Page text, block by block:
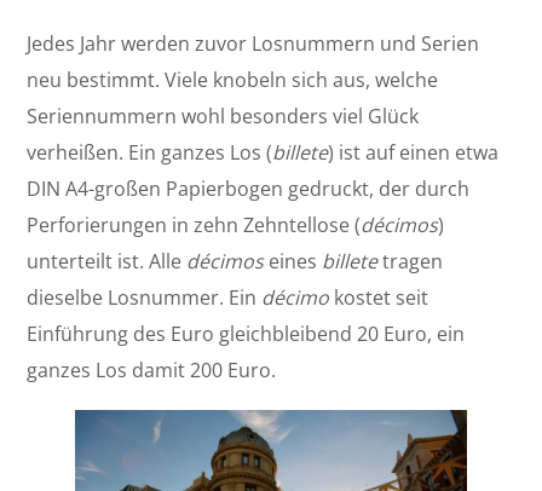
Jedes Jahr werden zuvor Losnummern und Serien
neu bestimmt. Viele knobeln sich aus, welche
Seriennummern wohl besonders viel Glück
verheißen. Ein ganzes Los (billete) ist auf einen etwa
DIN A4-großen Papierbogen gedruckt, der durch
Perforierungen in zehn Zehntellose (décimos)
unterteilt ist. Alle décimoseines billetetragen
dieselbe Losnummer. Ein décimo kostet seit
Einführung des Euro gleichbleibend 20 Euro, ein
ganzes Los damit 200 Euro.